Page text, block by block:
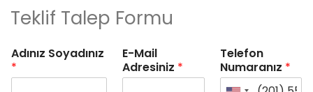
Teklif Talep Formu
Adınız Soyadınız
*
E-Mail
Adresiniz *
Telefon
Numaranız *